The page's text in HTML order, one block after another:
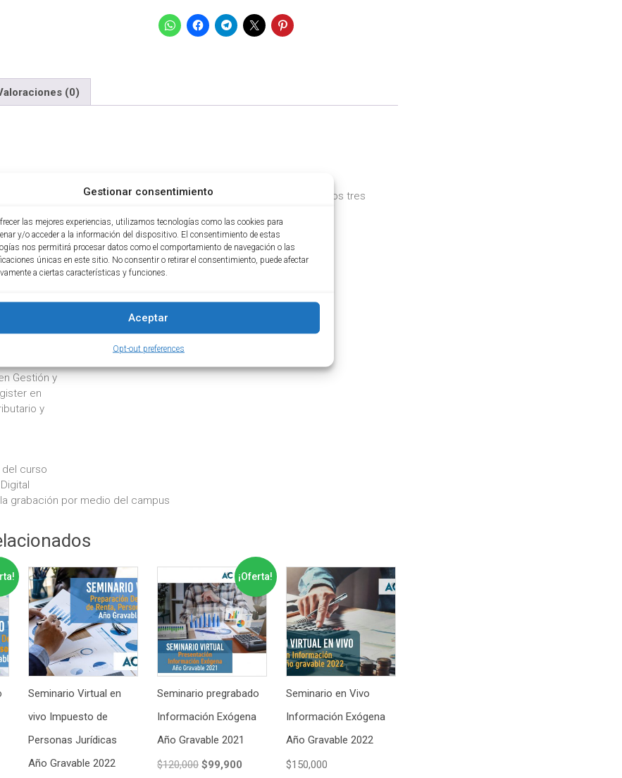
Gestionar consentimiento
las mejores experiencias, utilizamos tecnologías como las cookies para
y/o acceder a la información del dispositivo. El consentimiento de estas
nos permitirá procesar datos como el comportamiento de navegación o las
únicas en este sitio. No consentir o retirar el consentimiento, puede afectar
a ciertas características y funciones.
Aceptar
Opt-out preferences
Fuente
(Pregrabado)
(0)
que introduce los más recientes reforma tributaria en estos tres
es de $100.000
Pública
Gestión y
en
y
curso
grabación por medio del campus
Seminario Virtual en
vivo Impuesto de
Personas Jurídicas
Año Gravable 2022
¡Oferta!
Seminario pregrabado
Información Exógena
Año Gravable 2021
$120,000 El
$99,900
Seminario en Vivo
Información Exógena
Año Gravable 2022
$150,000